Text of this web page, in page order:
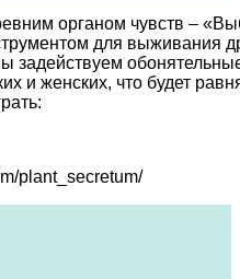
органом чувств –
для выживания
задействуем
и женских, что будет
plant_secretum/